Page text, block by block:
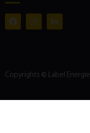
Copyrights © Label Energie